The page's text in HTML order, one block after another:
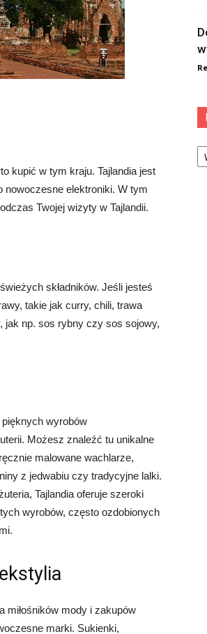
kupić w tym kraju. Tajlandia jest
nowoczesne elektroniki. W tym
Twojej wizyty w Tajlandii.
składników. Jeśli jesteś
takie jak curry, chili, trawa
np. sos rybny czy sos sojowy,
pięknych wyrobów
Możesz znaleźć tu unikalne
malowane wachlarze,
z jedwabiu czy tradycyjne lalki.
Tajlandia oferuje szeroki
wyrobów, często ozdobionych
miłośników mody i zakupów
marki. Sukienki,